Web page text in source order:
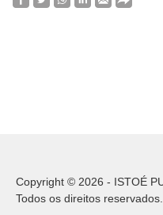
Copyright © 2026 - ISTOÉ
Todos os direitos reservados.